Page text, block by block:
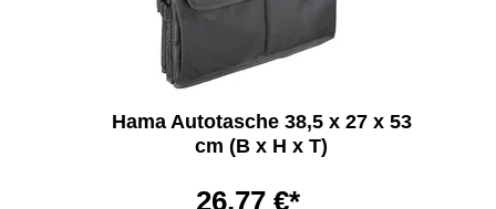
Hama Autotasche 38,5 x 27 x 53
cm (B x H x T)
26,77 €*